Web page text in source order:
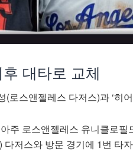
대타로 교체
로스앤젤레스 다저스)과 ‘히
주 로스앤젤레스 유니클로필
저스와 방문 경기에 1번 타